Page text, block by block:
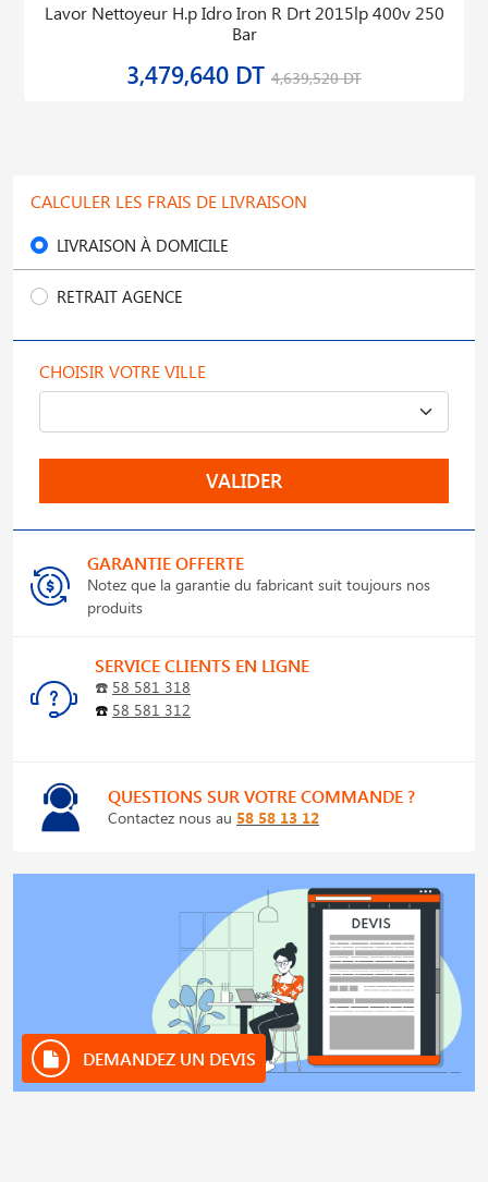
Lavor Nettoyeur H.p Idro Iron R Drt 2015lp 400v 250
Bar
3,479,640 DT 4,639,520 DT
CALCULER LES FRAIS DE LIVRAISON
LIVRAISON À DOMICILE
RETRAIT AGENCE
CHOISIR VOTRE VILLE
VALIDER
GARANTIE OFFERTE
Notez que la garantie du fabricant suit toujours nos
produits
SERVICE CLIENTS EN LIGNE
☎️ 58 581 318
☎️ 58 581 312
QUESTIONS SUR VOTRE COMMANDE ?
Contactez nous au 58 58 13 12
DEMANDEZ UN DEVIS